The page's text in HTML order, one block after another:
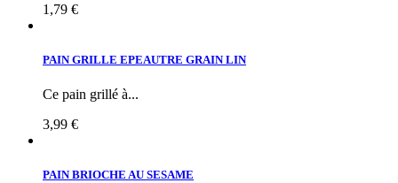
1,79 €
PAIN GRILLE EPEAUTRE GRAIN LIN
Ce pain grillé à...
3,99 €
PAIN BRIOCHE AU SESAME